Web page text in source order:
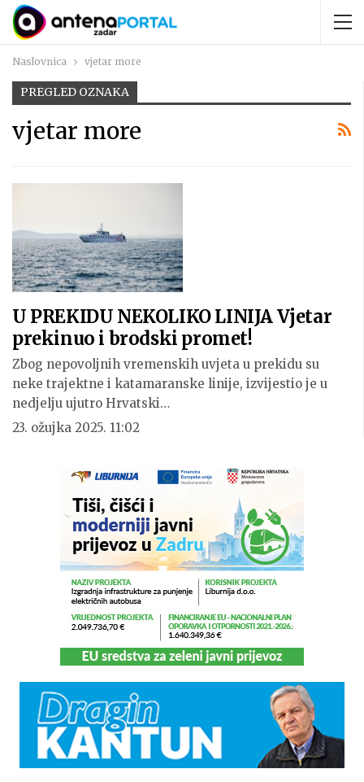
Naslovnica vjetar more
PREGLED OZNAKA
vjetar more
U PREKIDU NEKOLIKO LINIJA Vjetar
prekinuo i brodski promet!
Zbog nepovoljnih vremenskih uvjeta u prekidu su
neke trajektne i katamaranske linije, izvijestio je u
nedjelju ujutro Hrvatski…
23. ožujka 2025. 11:02